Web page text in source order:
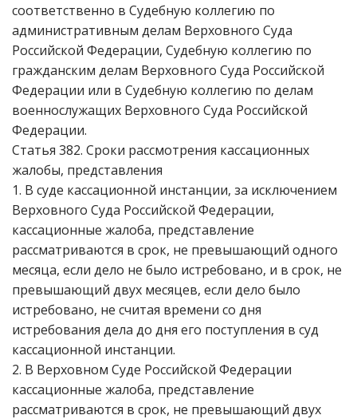
соответственно в Судебную коллегию по
административным делам Верховного Суда
Российской Федерации, Судебную коллегию по
гражданским делам Верховного Суда Российской
Федерации или в Судебную коллегию по делам
военнослужащих Верховного Суда Российской
Федерации.
Статья 382. Сроки рассмотрения кассационных
жалобы, представления
1. В суде кассационной инстанции, за исключением
Верховного Суда Российской Федерации,
кассационные жалоба, представление
рассматриваются в срок, не превышающий одного
месяца, если дело не было истребовано, и в срок, не
превышающий двух месяцев, если дело было
истребовано, не считая времени со дня
истребования дела до дня его поступления в суд
кассационной инстанции.
2. В Верховном Суде Российской Федерации
кассационные жалоба, представление
рассматриваются в срок, не превышающий двух